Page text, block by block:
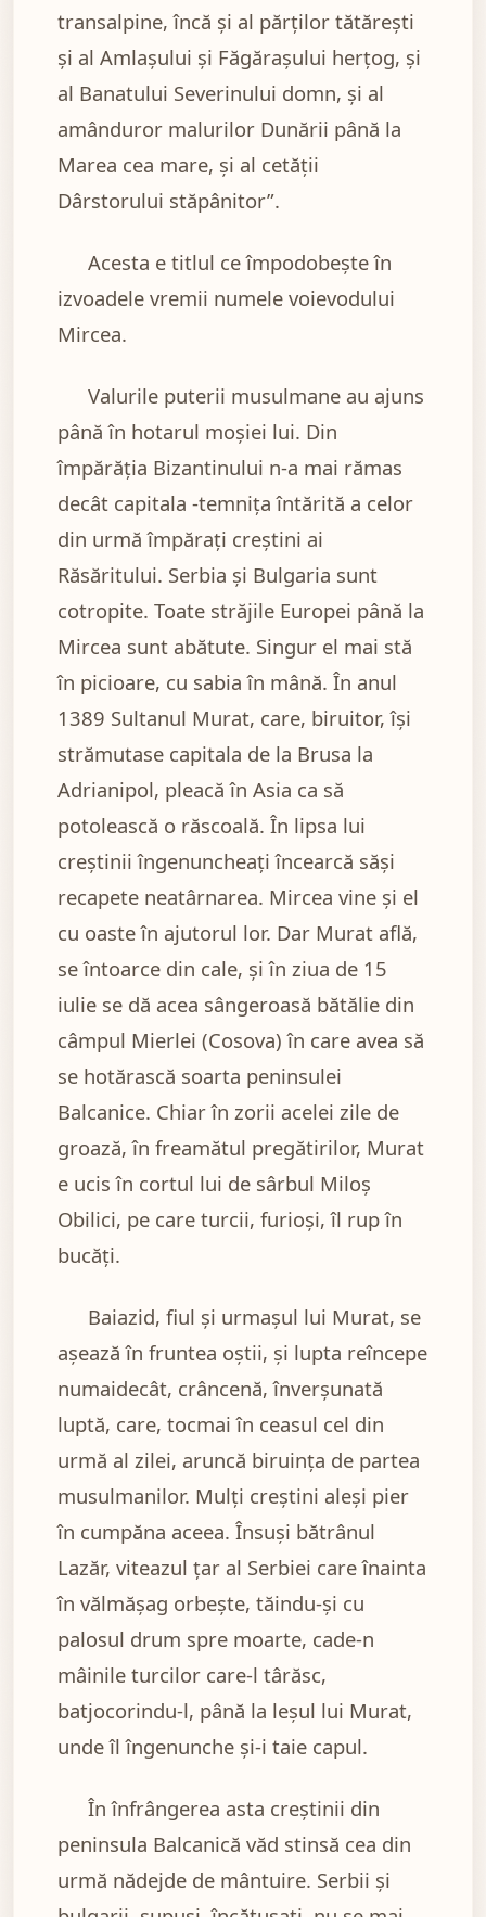
transalpine, încă și al părților tătărești
și al Amlașului și Făgărașului herțog, și
al Banatului Severinului domn, și al
amânduror malurilor Dunării până la
Marea cea mare, și al cetății
Dârstorului stăpânitor”.
Acesta e titlul ce împodobește în
izvoadele vremii numele voievodului
Mircea.
Valurile puterii musulmane au ajuns
până în hotarul moșiei lui. Din
împărăția Bizantinului n-a mai rămas
decât capitala -temnița întărită a celor
din urmă împărați creștini ai
Răsăritului. Serbia și Bulgaria sunt
cotropite. Toate străjile Europei până la
Mircea sunt abătute. Singur el mai stă
în picioare, cu sabia în mână. În anul
1389 Sultanul Murat, care, biruitor, își
strămutase capitala de la Brusa la
Adrianipol, pleacă în Asia ca să
potolească o răscoală. În lipsa lui
creștinii îngenuncheați încearcă săși
recapete neatârnarea. Mircea vine și el
cu oaste în ajutorul lor. Dar Murat află,
se întoarce din cale, și în ziua de 15
iulie se dă acea sângeroasă bătălie din
câmpul Mierlei (Cosova) în care avea să
se hotărască soarta peninsulei
Balcanice. Chiar în zorii acelei zile de
groază, în freamătul pregătirilor, Murat
e ucis în cortul lui de sârbul Miloș
Obilici, pe care turcii, furioși, îl rup în
bucăți.
Baiazid, fiul și urmașul lui Murat, se
așează în fruntea oștii, și lupta reîncepe
numaidecât, crâncenă, înverșunată
luptă, care, tocmai în ceasul cel din
urmă al zilei, aruncă biruința de partea
musulmanilor. Mulți creștini aleși pier
în cumpăna aceea. Însuși bătrânul
Lazăr, viteazul țar al Serbiei care înainta
în vălmășag orbește, tăindu-și cu
palosul drum spre moarte, cade-n
mâinile turcilor care-l târăsc,
batjocorindu-l, până la leșul lui Murat,
unde îl îngenunche și-i taie capul.
În înfrângerea asta creștinii din
peninsula Balcanică văd stinsă cea din
urmă nădejde de mântuire. Serbii și